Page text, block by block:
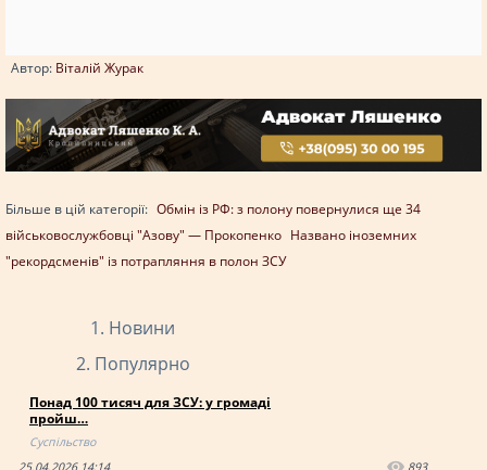
Автор: Віталій Журак
Більше в цій категорії: Обмін із РФ: з полону повернулися ще 34
військовослужбовці "Азову" — Прокопенко Названо іноземних
"рекордсменів" із потрапляння в полон ЗСУ
Новини
Популярно
Понад 100 тисяч для ЗСУ: у громаді
пройш…
Суспільство
25.04.2026 14:14
893